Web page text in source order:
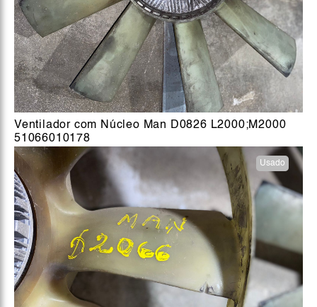
Ventilador com Núcleo Man D0826 L2000;M2000
51066010178
Usado